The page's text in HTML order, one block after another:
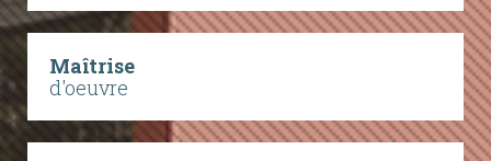
Maîtrise
d'oeuvre